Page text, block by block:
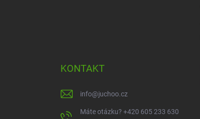
KONTAKT
info@juchoo.cz
Máte otázku? +420 605 233 630